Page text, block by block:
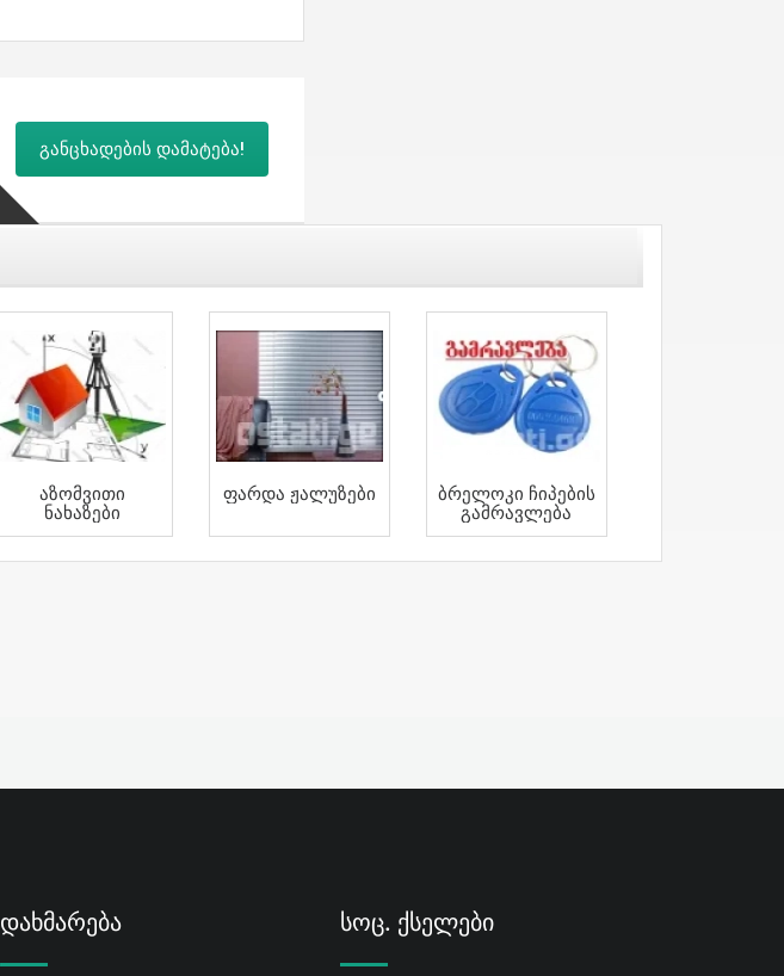
განცხადების დამატება!
Აზომვითი
Ნახაზები
Ფარდა Ჟალუზები
Ბრელოკი Ჩიპების
Გამრავლება
Დახმარება Სოც. Ქსელები